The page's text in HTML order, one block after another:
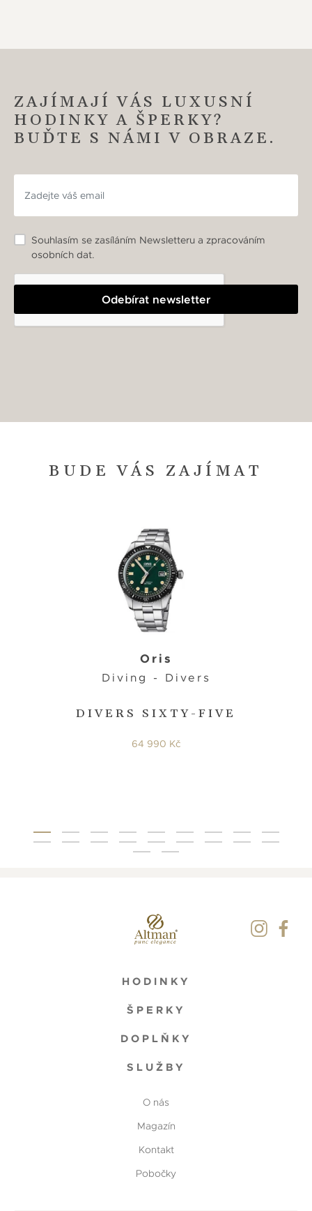
ZAJÍMAJÍ VÁS LUXUSNÍ
HODINKY A ŠPERKY?
BUĎTE S NÁMI V OBRAZE.
Odebírat newsletter
Souhlasím se zasíláním Newsletteru a zpracováním
osobních dat.
BUDE VÁS ZAJÍMAT
DIVERS SIXTY-FIVE
Oris
Diving - Divers
64 990 Kč
HODINKY
ŠPERKY
DOPLŇKY
SLUŽBY
O nás
Magazín
Kontakt
Pobočky